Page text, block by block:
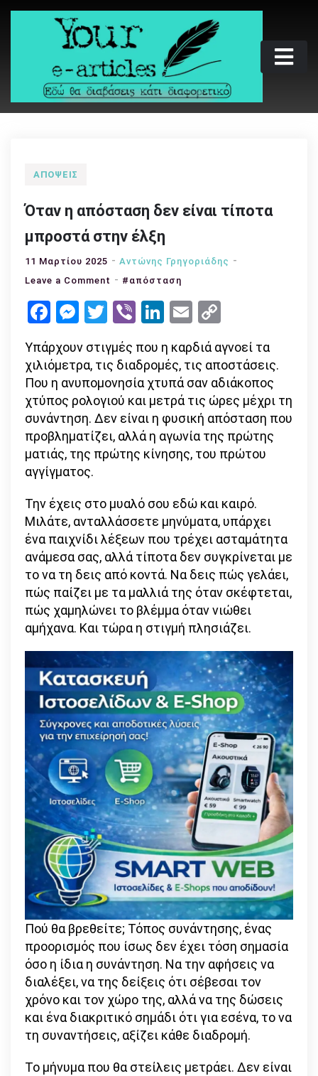
Skip
Your e-articles
Εδώ θα διαβάσεις κάτι διαφορετικό
ΑΠΌΨΕΙΣ
Όταν η απόσταση δεν είναι τίποτα
μπροστά στην έλξη
11 Μαρτίου 2025
Αντώνης Γρηγοριάδης
Leave a Comment on
δεν
είναι
τίποτα
μπροστά
στην
έλξη
#απόσταση
Facebook
Messenger
Twitter
ViberLinkedIn
Email
Link
Υπάρχουν στιγμές που η καρδιά αγνοεί τα
χιλιόμετρα, τις διαδρομές, τις αποστάσεις.
Που η ανυπομονησία χτυπά σαν αδιάκοπος
χτύπος ρολογιού και μετρά τις ώρες μέχρι τη
συνάντηση. Δεν είναι η φυσική απόσταση που
προβληματίζει, αλλά η αγωνία της πρώτης
ματιάς, της πρώτης κίνησης, του πρώτου
αγγίγματος.
Την έχεις στο μυαλό σου εδώ και καιρό.
Μιλάτε, ανταλλάσσετε μηνύματα, υπάρχει
ένα παιχνίδι λέξεων που τρέχει ασταμάτητα
ανάμεσα σας, αλλά τίποτα δεν συγκρίνεται με
το να τη δεις από κοντά. Να δεις πώς γελάει,
πώς παίζει με τα μαλλιά της όταν σκέφτεται,
πώς χαμηλώνει το βλέμμα όταν νιώθει
αμήχανα. Και τώρα η στιγμή πλησιάζει.
Πού θα βρεθείτε; Τόπος συνάντησης, ένας
προορισμός που ίσως δεν έχει τόση σημασία
όσο η ίδια η συνάντηση. Να την αφήσεις να
διαλέξει, να της δείξεις ότι σέβεσαι τον
χρόνο και τον χώρο της, αλλά να της δώσεις
και ένα διακριτικό σημάδι ότι για εσένα, το να
τη συναντήσεις, αξίζει κάθε διαδρομή.
Το μήνυμα που θα στείλεις μετράει. Δεν είναι